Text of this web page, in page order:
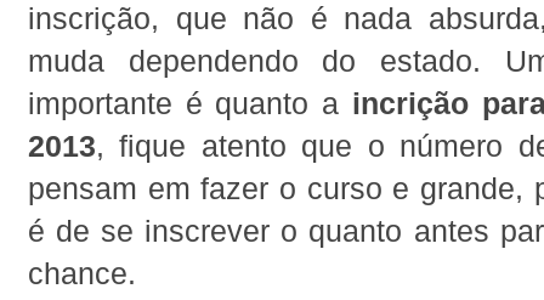
inscrição, que não é nada
muda dependendo do estado.
importante é quanto a incrição
2013, fique atento que o número
pensam em fazer o curso e grande,
é de se inscrever o quanto antes
chance.